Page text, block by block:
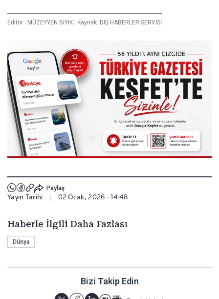
Editör : MÜZEYYEN BIYIK Kaynak: DIŞ HABERLER SERVİSİ
Paylaş
Yayın Tarihi 02 Ocak, 2026 - 14:48
Haberle İlgili Daha Fazlası
Dünya
Bizi Takip Edin